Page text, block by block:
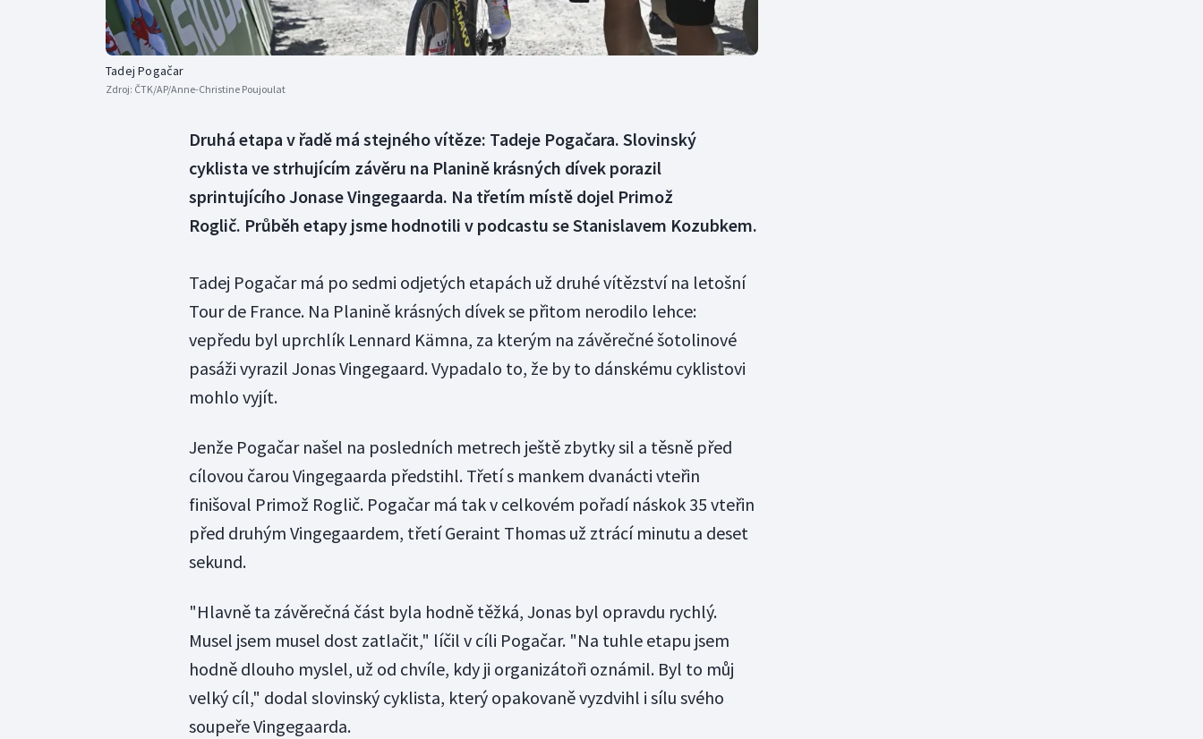
Tadej Pogačar
Zdroj: ČTK/AP/Anne-Christine Poujoulat
Druhá etapa v řadě má stejného vítěze: Tadeje Pogačara. Slovinský
cyklista ve strhujícím závěru na Planině krásných dívek porazil
sprintujícího Jonase Vingegaarda. Na třetím místě dojel Primož
Roglič. Průběh etapy jsme hodnotili v podcastu se Stanislavem Kozubkem.
Tadej Pogačar má po sedmi odjetých etapách už druhé vítězství na letošní
Tour de France. Na Planině krásných dívek se přitom nerodilo lehce:
vepředu byl uprchlík Lennard Kämna, za kterým na závěrečné šotolinové
pasáži vyrazil Jonas Vingegaard. Vypadalo to, že by to dánskému cyklistovi
mohlo vyjít.
Jenže Pogačar našel na posledních metrech ještě zbytky sil a těsně před
cílovou čarou Vingegaarda předstihl. Třetí s mankem dvanácti vteřin
finišoval Primož Roglič. Pogačar má tak v celkovém pořadí náskok 35 vteřin
před druhým Vingegaardem, třetí Geraint Thomas už ztrácí minutu a deset
sekund.
"Hlavně ta závěrečná část byla hodně těžká, Jonas byl opravdu rychlý.
Musel jsem musel dost zatlačit," líčil v cíli Pogačar. "Na tuhle etapu jsem
hodně dlouho myslel, už od chvíle, kdy ji organizátoři oznámil. Byl to můj
velký cíl," dodal slovinský cyklista, který opakovaně vyzdvihl i sílu svého
soupeře Vingegaarda.